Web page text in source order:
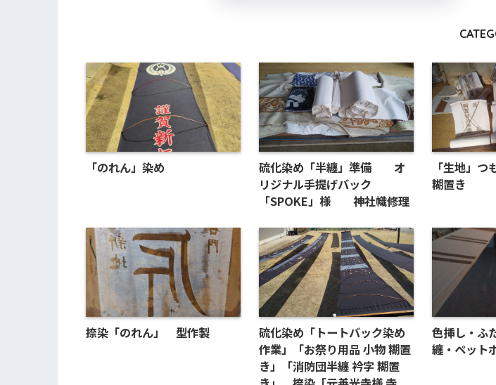
「のれん」染め
硫化染め「半纏」準備 オ
リジナル手提げバック
「SPOKE」様 神社幟修理
「生地」
糊置き
捺染「のれん」 型作製
硫化染め「トートバック染め
作業」「お祭り用品 小物 糊置
き」「消防団半纏 衿字 糊置
色挿し・ふ
纏・ペット